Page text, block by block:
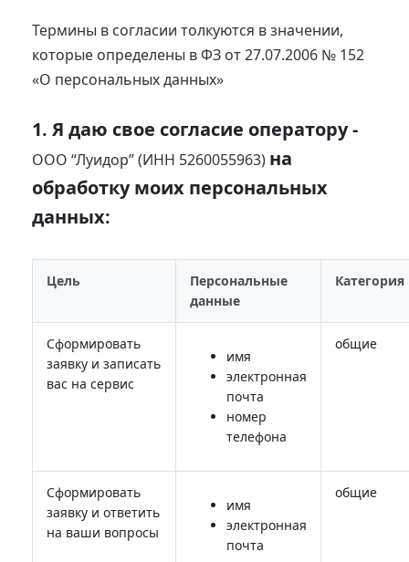
Термины в согласии толкуются в значении,
которые определены в ФЗ от 27.07.2006 № 152
«О персональных данных»
1. Я даю свое согласие оператору -
ООО “Луидор” (ИНН 5260055963) на
обработку моих персональных
данных:
Цель
Персональные
данные
Категория
Сформировать
заявку и записать
вас на сервис
имя
электронная
почта
номер
телефона
общие
Сформировать
заявку и ответить
на ваши вопросы
имя
электронная
почта
общие